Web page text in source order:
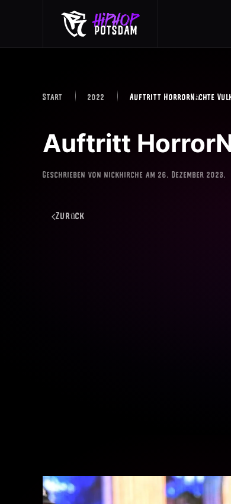
Skip to main content
Start 2022 Auftritt HorrorNächte
Auftritt
Geschrieben von nickhirche am 26. Dezember 2023.
Zurück